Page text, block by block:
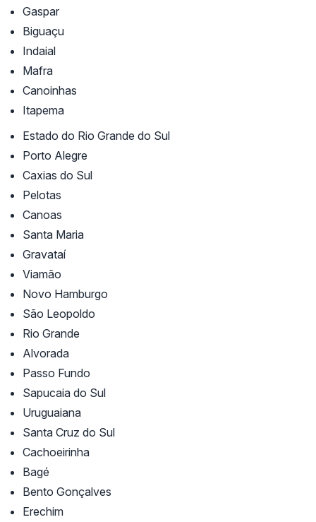
Gaspar
Biguaçu
Indaial
Mafra
Canoinhas
Itapema
Estado do Rio Grande do Sul
Porto Alegre
Caxias do Sul
Pelotas
Canoas
Santa Maria
Gravataí
Viamão
Novo Hamburgo
São Leopoldo
Rio Grande
Alvorada
Passo Fundo
Sapucaia do Sul
Uruguaiana
Santa Cruz do Sul
Cachoeirinha
Bagé
Bento Gonçalves
Erechim